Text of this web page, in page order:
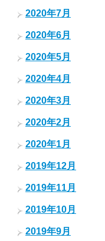
2020年7月
2020年6月
2020年5月
2020年4月
2020年3月
2020年2月
2020年1月
2019年12月
2019年11月
2019年10月
2019年9月